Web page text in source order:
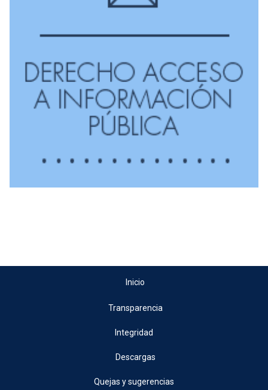
Inicio
Transparencia
Integridad
Descargas
Quejas y sugerencias